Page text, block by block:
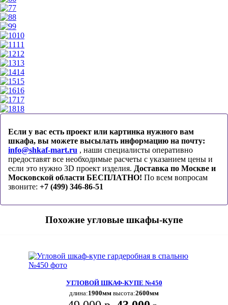
7
8
9
10
11
12
13
14
15
16
17
18
Если у вас есть проект или картинка нужного вам
шкафа, вы можете высылать информацию на почту:
info@shkaf-mart.ru , наши специалисты оперативно
предоставят все необходимые расчеты с указанием цены и
если это нужно 3D проект изделия. Доставка по Москве и
Московской области БЕСПЛАТНО! По всем вопросам
звоните: +7 (499) 346-86-51
Похожие угловые шкафы-купе
УГЛОВОЙ ШКАФ-КУПЕ №450
длина:1900мм высота:2600мм